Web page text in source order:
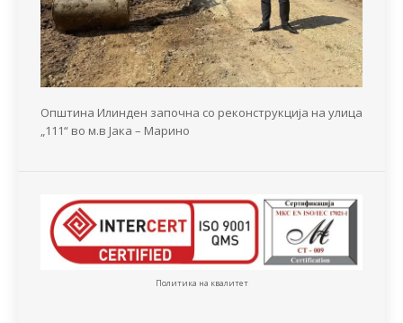
Општина Илинден започна со реконструкција на улица
„111“ во м.в Јака – Марино
Политика на квалитет